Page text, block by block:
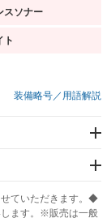
スソナー
ト
装備略号／用語解説
せていただきます。◆
ます。※販売は一般